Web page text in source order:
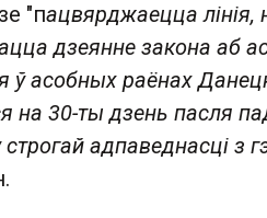
"пацвярджаецца лінія,
дзеянне закона аб
ў асобных раёнах
на 30-ты дзень пасля
адпаведнасці з